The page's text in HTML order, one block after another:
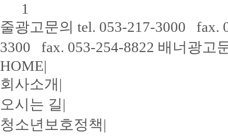
1
줄광고문의 tel. 053-217-3000 fax.
3300 fax. 053-254-8822 배너광고
HOME|
회사소개 |
오시는 길|
청소년보호정책|